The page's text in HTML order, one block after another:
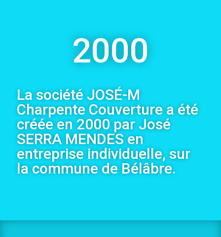
2000
La société JOSÉ-M
Charpente Couverture a été
créée en 2000 par José
SERRA MENDES en
entreprise individuelle, sur
la commune de Bélâbre.